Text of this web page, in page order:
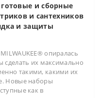
готовые и сборные
и сантехников
и защиты
опиралась
сделать их максимально
такими, какими их
Новые наборы
как в